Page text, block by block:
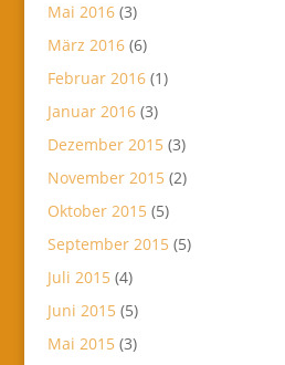
Mai 2016(3)
März 2016(6)
Februar 2016(1)
Januar 2016(3)
Dezember 2015 (3)
November 2015 (2)
Oktober 2015 (5)
September 2015 (5)
Juli 2015 (4)
Juni 2015 (5)
Mai 2015 (3)